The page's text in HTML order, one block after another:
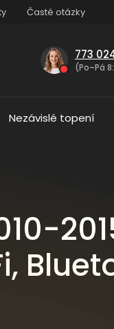
Časté otázky
773
(Po–Pá
Nezávislé topení